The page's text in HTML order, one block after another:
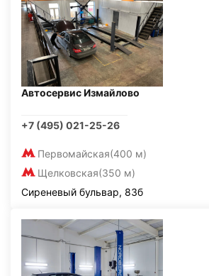
Автосервис Измайлово
+7 (495) 021-25-26
Первомайская(400 м)
Щелковская(350 м)
Сиреневый бульвар, 83б